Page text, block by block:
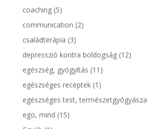
coaching(5)
communication (2)
családterápia (3)
depresszió kontra boldogság(12)
egészség, gyógyítás (11)
egészséges receptek(1)
egészséges test,
ego, mind (15)